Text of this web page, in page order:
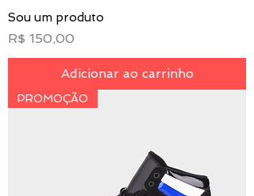
Sou um produto
Preço
R$ 150,00
Adicionar ao carrinho
PROMOÇÃO